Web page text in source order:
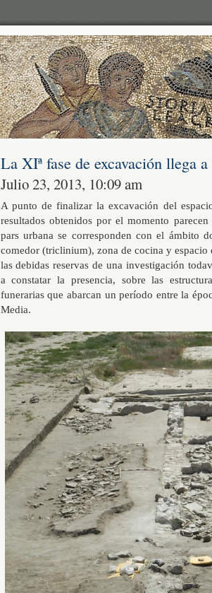
La XIª fase de excavación llega
Julio 23, 2013, 10:09 am
A punto de finalizar la excavación del
resultados obtenidos por el momento
pars urbana se corresponden con el ámbito
comedor (triclinium), zona de cocina y
las debidas reservas de una investigación
a constatar la presencia, sobre las
funerarias que abarcan un período entre la
Media.